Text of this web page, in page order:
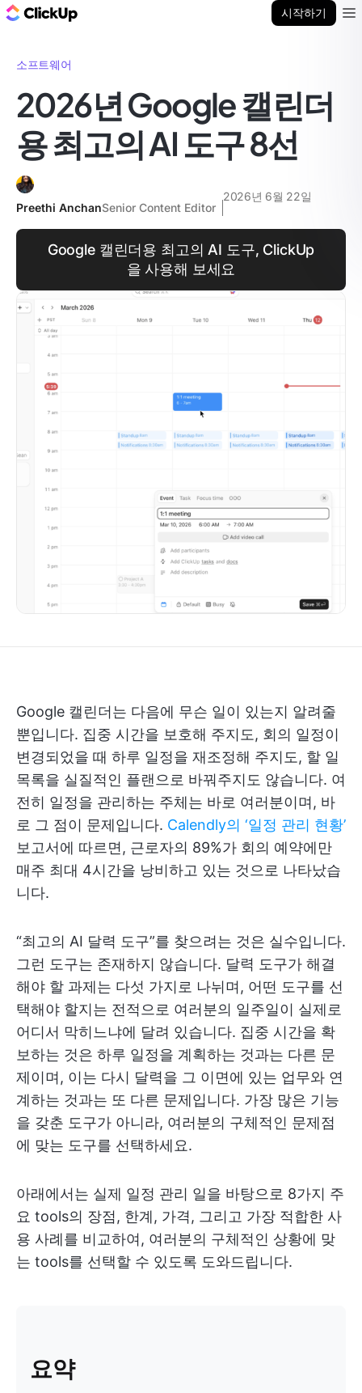
시작하기
소프트웨어
2026년 Google 캘린더
용 최고의 AI 도구 8선
Preethi AnchanSenior Content Editor
2026년 6월 22일
Google 캘린더용 최고의 AI 도구, ClickUp
을 사용해 보세요
Google 캘린더는 다음에 무슨 일이 있는지 알려줄
뿐입니다. 집중 시간을 보호해 주지도, 회의 일정이
변경되었을 때 하루 일정을 재조정해 주지도, 할 일
목록을 실질적인 플랜으로 바꿔주지도 않습니다. 여
전히 일정을 관리하는 주체는 바로 여러분이며, 바
로 그 점이 문제입니다. Calendly의 ‘일정 관리 현황’
보고서에 따르면, 근로자의 89%가 회의 예약에만
매주 최대 4시간을 낭비하고 있는 것으로 나타났습
니다.
“최고의 AI 달력 도구”를 찾으려는 것은 실수입니다.
그런 도구는 존재하지 않습니다. 달력 도구가 해결
해야 할 과제는 다섯 가지로 나뉘며, 어떤 도구를 선
택해야 할지는 전적으로 여러분의 일주일이 실제로
어디서 막히느냐에 달려 있습니다. 집중 시간을 확
보하는 것은 하루 일정을 계획하는 것과는 다른 문
제이며, 이는 다시 달력을 그 이면에 있는 업무와 연
계하는 것과는 또 다른 문제입니다. 가장 많은 기능
을 갖춘 도구가 아니라, 여러분의 구체적인 문제점
에 맞는 도구를 선택하세요.
아래에서는 실제 일정 관리 일을 바탕으로 8가지 주
요 tools의 장점, 한계, 가격, 그리고 가장 적합한 사
용 사례를 비교하여, 여러분의 구체적인 상황에 맞
는 tools를 선택할 수 있도록 도와드립니다.
요약